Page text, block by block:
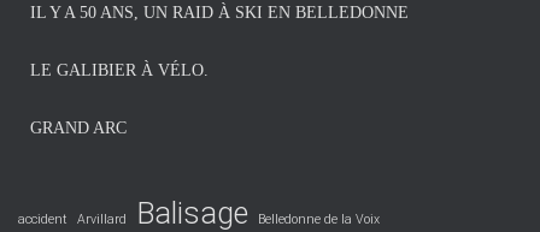
IL Y A 50 ANS, UN RAID À SKI EN BELLEDONNE
LE GALIBIER À VÉLO.
GRAND ARC
accident Arvillard Balisage Belledonne de la Voix